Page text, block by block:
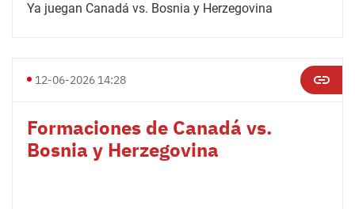
Ya juegan Canadá vs. Bosnia y Herzegovina
12-06-2026 14:28
Formaciones de Canadá vs.
Bosnia y Herzegovina